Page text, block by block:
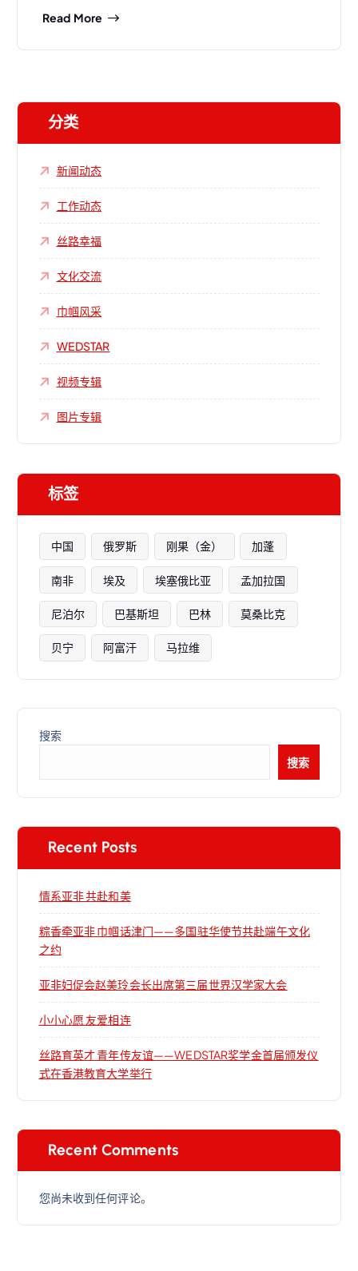
Read More
分类
新闻动态
工作动态
丝路幸福
文化交流
巾帼风采
WEDSTAR
视频专辑
图片专辑
标签
中国 俄罗斯 刚果（金） 加蓬
南非 埃及 埃塞俄比亚 孟加拉国
尼泊尔 巴基斯坦 巴林 莫桑比克
贝宁 阿富汗 马拉维
搜索
搜索
Recent Posts
情系亚非 共赴和美
粽香牵亚非 巾帼话津门——多国驻华使节共赴端午文化
之约
亚非妇促会赵美玲会长出席第三届世界汉学家大会
小小心愿 友爱相连
丝路育英才 青年传友谊——WEDSTAR奖学金首届颁发仪
式在香港教育大学举行
Recent Comments
您尚未收到任何评论。